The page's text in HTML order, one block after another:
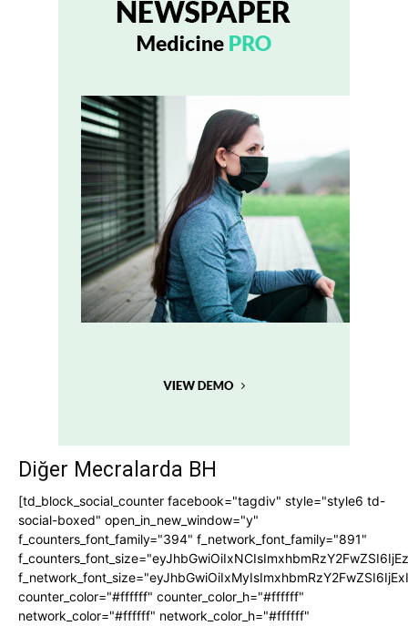
Diğer Mecralarda BH
[td_block_social_counter facebook="tagdiv" style="style6 td-
social-boxed" open_in_new_window="y"
f_counters_font_family="394" f_network_font_family="891"
counter_color="#ffffff" counter_color_h="#ffffff"
network_color="#ffffff" network_color_h="#ffffff"